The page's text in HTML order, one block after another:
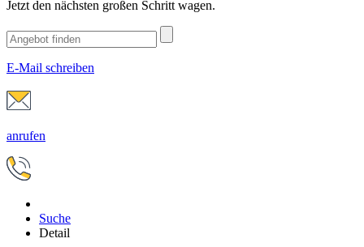
Jetzt den nächsten großen Schritt wagen.
E-Mail schreiben
anrufen
Suche
Detail